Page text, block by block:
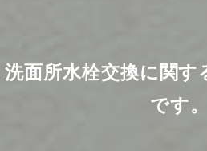
洗面所水栓交換に関す
です。